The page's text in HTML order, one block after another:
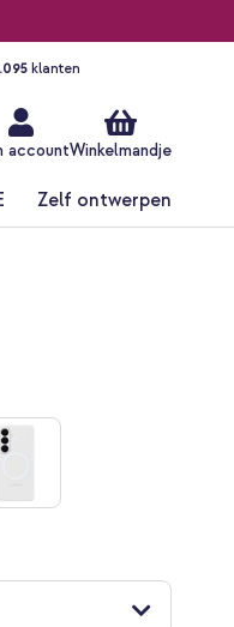
klanten
accountWinkelmandje
Zelf ontwerpen